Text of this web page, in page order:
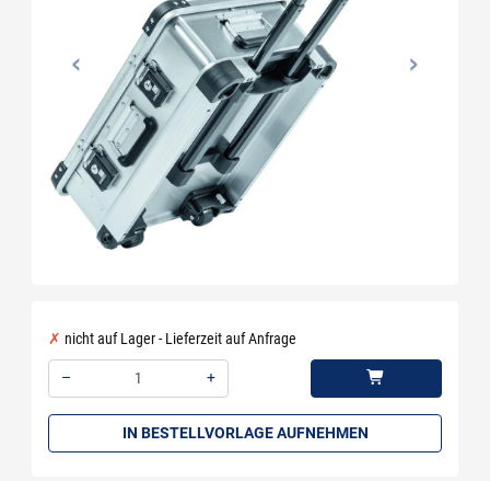
nicht auf Lager - Lieferzeit auf Anfrage
–
+
IN BESTELLVORLAGE AUFNEHMEN